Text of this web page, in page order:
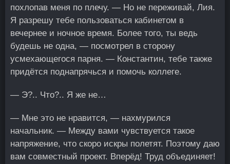
похлопав меня по плечу. — Но не переживай, Лия.
Я разрешу тебе пользоваться кабинетом в
вечернее и ночное время. Более того, ты ведь
будешь не одна, — посмотрел в сторону
усмехающегося парня. — Константин, тебе также
придётся поднапрячься и помочь коллеге.
— Э?.. Что?.. Я же не…
— Мне это не нравится, — нахмурился
начальник. — Между вами чувствуется такое
напряжение, что скоро искры полетят. Поэтому даю
вам совместный проект. Вперёд! Труд объединяет!